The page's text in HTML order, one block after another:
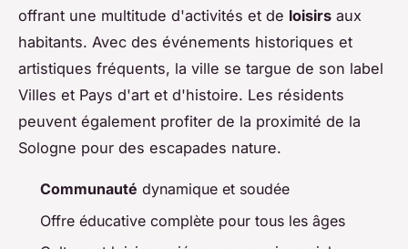
offrant une multitude d'activités et de loisirs aux
habitants. Avec des événements historiques et
artistiques fréquents, la ville se targue de son label
Villes et Pays d'art et d'histoire. Les résidents
peuvent également profiter de la proximité de la
Sologne pour des escapades nature.
Communauté dynamique et soudée
Offre éducative complète pour tous les âges